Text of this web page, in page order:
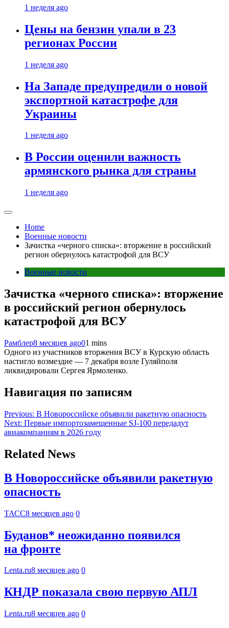
1 неделя ago
Цены на бензин упали в 23
регионах России
1 неделя ago
На Западе предупредили о новой
экспортной катастрофе для
Украины
1 неделя ago
В России оценили важность
армянского рынка для страны
1 неделя ago
Home
Военные новости
Зачистка «черного списка»: вторжение в российский
регион обернулось катастрофой для ВСУ
Военные новости
Зачистка «черного списка»: вторжение
в российский регион обернулось
катастрофой для ВСУ
Рамблер8 месяцев ago01 mins
Одного из участников вторжения ВСУ в Курскую область
настигло возмездие — 7 декабря возле Гуляйполя
ликвидировали Сергея Ярмоленко.
Навигация по записям
Previous: В Новороссийске объявили ракетную опасность
Next: Первые импортозамещенные SJ-100 передадут
авиакомпаниям в 2026 году
Related News
В Новороссийске объявили ракетную
опасность
ТАСС8 месяцев ago 0
Буданов* неожиданно появился
на фронте
Lenta.ru8 месяцев ago 0
КНДР показала свою первую АПЛ
Lenta.ru8 месяцев ago 0